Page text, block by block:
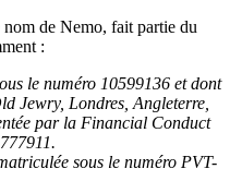
de Nemo, fait partie du
:
le numéro 10599136 et dont
Jewry, Londres, Angleterre,
par la Financial Conduct
sous le numéro PVT-